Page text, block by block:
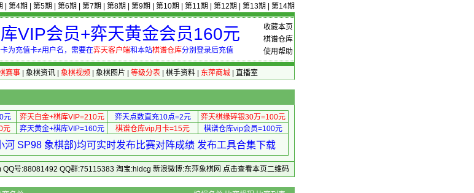
第4期 第5期 第6期 第7期 第8期 第9期 第10期 第11期 第12期 第13期 第14期
收藏本页
棋谱仓库
使用帮助
VIP会员+弈天黄金会员160元
为充值卡≠用户名，需要在弈天客户端和本站棋谱仓库分别登录后充值
赛事| 象棋资讯| 象棋视频 象棋图片 等级分表| 棋手资料| 东萍商城| 直播室
元 弈天白金+棋库VIP=210元 弈天点数直充10点=2元
弈天棋缘碎银30万=100元
元 弈天黄金+棋库VIP=160元 棋谱仓库vip月卡=15元 棋谱仓库vip会员=100元
河 SP98 象棋部)均可实时发布比赛对阵成绩 发布工具合集下载
号:88081492 QQ群:75115383 淘宝:hldcg 新浪微博:东萍象棋网 点击查看本页二维码